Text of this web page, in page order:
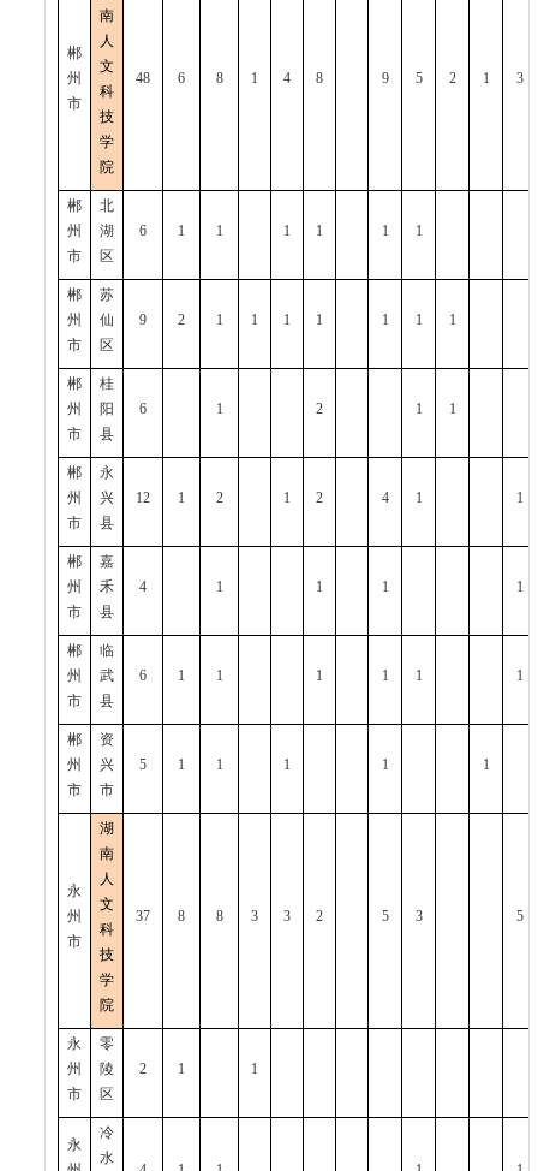
郴
州
市
南
人
文
科
技
学
院
48 6 8 1 4 8 9 5 2 1 3
郴
州
市
北
湖
区
6 1 1 1 1 1 1
郴
州
市
苏
仙
区
9 2 1 1 1 1 1 1 1
郴
州
市
桂
阳
县
6 1 2 1 1
郴
州
市
永
兴
县
12 1 2 1 2 4 1 1
郴
州
市
嘉
禾
县
4 1 1 1 1
郴
州
市
临
武
县
6 1 1 1 1 1 1
郴
州
市
资
兴
市
5 1 1 1 1 1
永
州
市
湖
南
人
文
科
技
学
院
37 8 8 3 3 2 5 3 5
永
州
市
零
陵
区
2 1 1
永
冷
水